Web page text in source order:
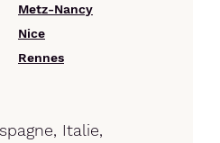
Metz-Nancy
Nice
Rennes
Italie,